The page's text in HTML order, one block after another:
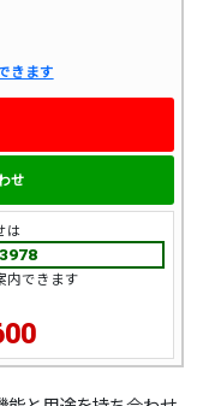
きます
せ
は
内できます